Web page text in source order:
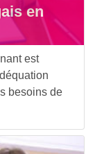
en
est
besoins de